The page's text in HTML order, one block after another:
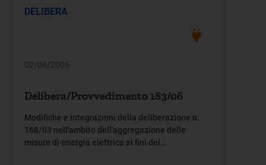
DELIBERA
02/08/2006
Delibera/Provvedimento 183/06
Modifiche e integrazioni della deliberazione n.
168/03 nell'ambito dell'aggregazione delle
misure di energia elettrica ai fini del